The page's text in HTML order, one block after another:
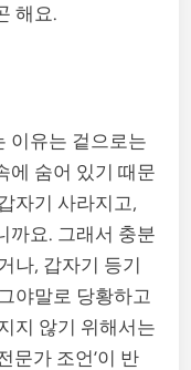
해요.
이유는 겉으로는
에 숨어 있기 때문
자기 사라지고,
까요. 그래서 충분
나, 갑자기 등기
야말로 당황하고
지 않기 위해서는
문가 조언’이 반